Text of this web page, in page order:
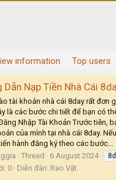
information Top users
Dẫn Nạp Tiền Nhà Cái
tài khoản nhà cái 8day rất đơn
là các bước chi tiết để bạn có
Nhập Tài Khoản Trước tiên,
của mình tại nhà cái 8day.
hành đăng ký theo các bước...
Thread 6 August 2024
0 Diễn đàn: Rao Vặt